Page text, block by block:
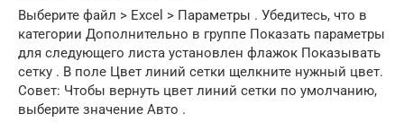
Выберите файл > Excel > Параметры . Убедитесь, что в
категории Дополнительно в группе Показать параметры
для следующего листа установлен флажок Показывать
сетку . В поле Цвет линий сетки щелкните нужный цвет.
Совет: Чтобы вернуть цвет линий сетки по умолчанию,
выберите значение Авто .